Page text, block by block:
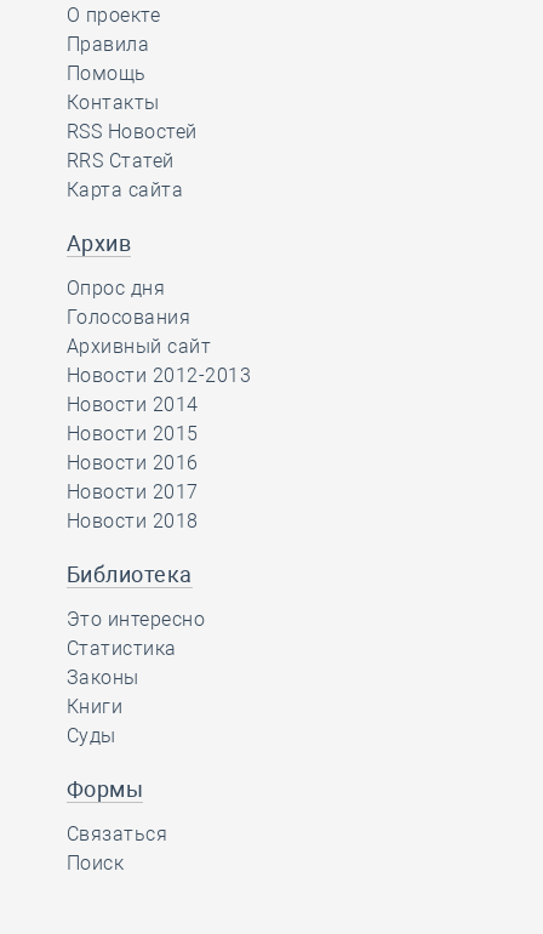
О проекте
Правила
Помощь
Контакты
RSS Новостей
RRS Статей
Карта сайта
Архив
Опрос дня
Голосования
Архивный сайт
Новости 2012-2013
Новости 2014
Новости 2015
Новости 2016
Новости 2017
Новости 2018
Библиотека
Это интересно
Статистика
Законы
Книги
Суды
Формы
Связаться
Поиск